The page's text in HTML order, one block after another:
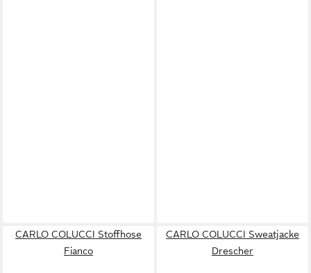
CARLO COLUCCI Stoffhose
Fianco
CARLO COLUCCI Sweatjacke
Drescher